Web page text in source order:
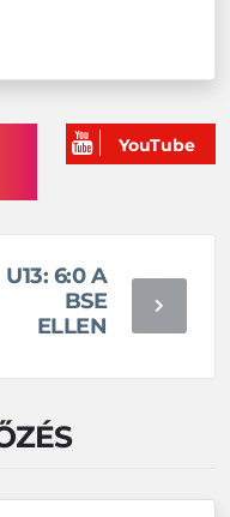
U13: 6:0 A
BSE
ELLEN